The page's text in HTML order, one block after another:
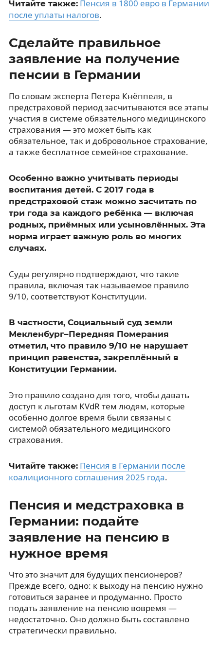
Читайте также: Пенсия в 1800 евро в Германии
после уплаты налогов.
Сделайте правильное
заявление на получение
пенсии в Германии
По словам эксперта Петерa Кнёппеля, в
предстраховой период засчитываются все этапы
участия в системе обязательного медицинского
страхования — это может быть как
обязательное, так и добровольное страхование,
а также бесплатное семейное страхование.
Особенно важно учитывать периоды
воспитания детей. С 2017 года в
предстраховой стаж можно засчитать по
три года за каждого ребёнка — включая
родных, приёмных или усыновлённых. Эта
норма играет важную роль во многих
случаях.
Суды регулярно подтверждают, что такие
правила, включая так называемое правило
9/10, соответствуют Конституции.
В частности, Социальный суд земли
Мекленбург–Передняя Померания
отметил, что правило 9/10 не нарушает
принцип равенства, закреплённый в
Конституции Германии.
Это правило создано для того, чтобы давать
доступ к льготам KVdR тем людям, которые
особенно долгое время были связаны с
системой обязательного медицинского
страхования.
Читайте также: Пенсия в Германии после
коалиционного соглашения 2025 года.
Пенсия и медстраховка в
Германии: подайте
заявление на пенсию в
нужное время
Что это значит для будущих пенсионеров?
Прежде всего, одно: к выходу на пенсию нужно
готовиться заранее и продуманно. Просто
подать заявление на пенсию вовремя —
недостаточно. Оно должно быть составлено
стратегически правильно.